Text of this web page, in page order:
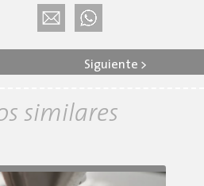
Siguiente >
similares